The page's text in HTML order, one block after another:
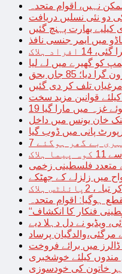
نہیں، اقوام متحدہ
دو نئی نسلیں دریافت
بھارت پہنچ گئیں
میں ایمر جنسی نافذ
ہلاک
کو گھیرے میں لے لیا
85 جاں بحق
مرغیاں تلف کر دی گئیں
کیلئے قوانین مزید سخت
غزہ میں مارا گیا
پانی میں ڈوب گیا
ہلاک
متعدد فلسطینی زخمی
میں زلزلے کے جھٹکے
ہلاک
ہوگیا: اقوام متحدہ
فنکار کا انکشاف
ویڈیو نے دل دہلا دیے
پرساد
مندوں کیلئے خوشخبری
خاتون کی خودسوزی